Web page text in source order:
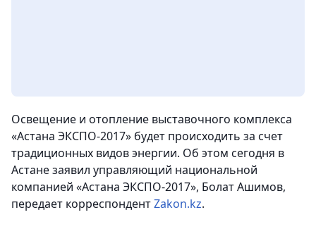
Освещение и отопление выставочного комплекса
«Астана ЭКСПО-2017» будет происходить за счет
традиционных видов энергии. Об этом сегодня в
Астане заявил управляющий национальной
компанией «Астана ЭКСПО-2017», Болат Ашимов,
передает корреспондентZakon.kz.